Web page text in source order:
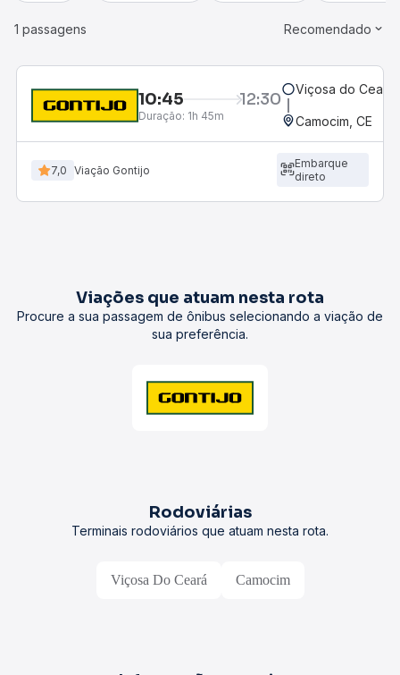
1 passagens Recomendado
10:45 12:30
Duração: 1h 45m
Viçosa do Ceará,
Camocim, CE
7,0 Viação Gontijo
Embarque
direto
Viações que atuam nesta rota
Procure a sua passagem de ônibus selecionando a viação de
sua preferência.
Rodoviárias
Terminais rodoviários que atuam nesta rota.
Viçosa Do Ceará Camocim